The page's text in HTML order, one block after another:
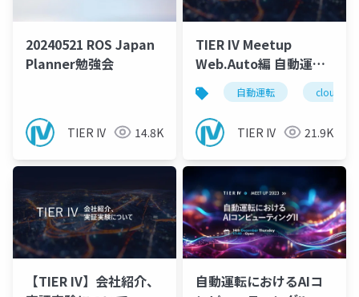
20240521 ROS Japan
Planner勉強会
TIER IV 14.8K
TIER IV Meetup
Web.Auto編 自動運転
クラウドサービス開発
者のキャリアパス
自動運転 cloud
TIER IV 21.9K
【TIER IV】会社紹介、
自動運転におけるAIコ